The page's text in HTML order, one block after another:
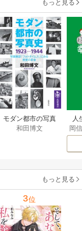
もっと見る
モダン都市の写真
史 1923－1944
和田博文
人
教
岡
もっと見る
3位